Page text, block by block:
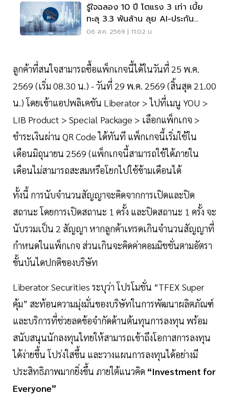
รู้ใจฉลอง 10 ปี โตแรง 3 เท่า เบี้ย
ทะลุ 3.3 พันล้าน ลุย AI-ประกัน
สุขภาพ
06 ส.ค. 2569 | 11:02 น.
ลูกค้าที่สนใจสามารถซื้อแพ็กเกจนี้ได้ในวันที่ 25 พ.ค.
2569 (เริ่ม 08.30 น.) - วันที่ 29 พ.ค. 2569 (สิ้นสุด 21.00
น.) โดยเข้าแอปพลิเคชัน Liberator > ไปที่เมนู YOU >
LIB Product > Special Package > เลือกแพ็กเกจ >
ชำระเงินผ่าน QR Code ได้ทันที แพ็กเกจนี้เริ่มใช้ใน
เดือนมิถุนายน 2569 (แพ็กเกจนี้สามารถใช้ได้ภายใน
เดือนไม่สามารถสะสมหรือโยกไปใช้ข้ามเดือนได้
ทั้งนี้ การนับจำนวนสัญญาจะคิดจากการเปิดและปิด
สถานะ โดยการเปิดสถานะ 1 ครั้ง และปิดสถานะ 1 ครั้ง จะ
นับรวมเป็น 2 สัญญา หากลูกค้าเทรดเกินจำนวนสัญญาที่
กำหนดในแพ็กเกจ ส่วนเกินจะคิดค่าคอมมิชชั่นตามอัตรา
ขั้นบันไดปกติของบริษัท
Liberator Securities ระบุว่า โปรโมชั่น “TFEX Super
คุ้ม” สะท้อนความมุ่งมั่นของบริษัทในการพัฒนาผลิตภัณฑ์
และบริการที่ช่วยลดข้อจำกัดด้านต้นทุนการลงทุน พร้อม
สนับสนุนนักลงทุนไทยให้สามารถเข้าถึงโอกาสการลงทุน
ได้ง่ายขึ้น โปร่งใสขึ้น และวางแผนการลงทุนได้อย่างมี
ประสิทธิภาพมากยิ่งขึ้น ภายใต้แนวคิด “Investment for
Everyone”